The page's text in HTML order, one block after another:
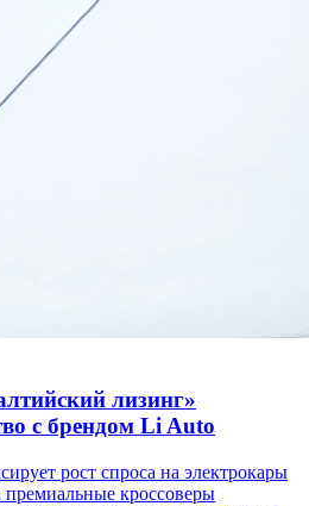
лизинг»
с брендом Li Auto
рост спроса на электрокары
кроссоверы